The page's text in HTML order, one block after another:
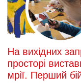
На вихідних
просторі
мрії. Перший